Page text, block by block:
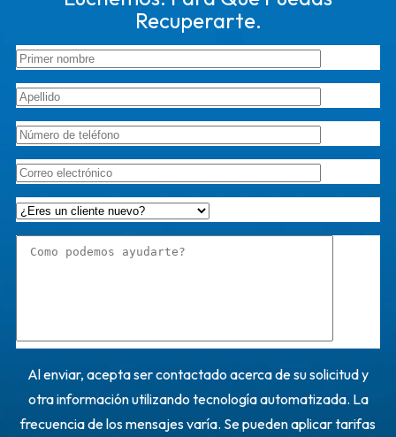
Recuperarte.
Al enviar, acepta ser contactado acerca de su solicitud y
otra información utilizando tecnología automatizada. La
frecuencia de los mensajes varía. Se pueden aplicar tarifas